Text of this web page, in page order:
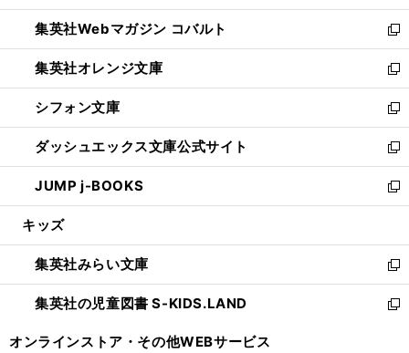
開
く
ウ
で
開
く
ン
ド
ウ
で
開
く
ウ
ィ
ン
ド
ウ
で
開
く
集英社Webマガジン コバルト
新
し
い
ウ
ィ
ン
ド
ウ
で
開
集英社オレンジ文庫
新
し
い
ウ
ィ
ン
ド
ウ
開
く
シフォン文庫
新
し
い
ウ
ィ
ン
ウ
で
開
く
ダッシュエックス文庫公式サイト
新
し
い
ウ
ン
ド
ウ
で
JUMP j-BOOKS
新
し
ウ
ィ
ン
ド
キッズ
集英社みらい文庫
新
し
い
集英社の児童図書 S-KIDS.LAND
新
オンラインストア・ その他WEBサービス